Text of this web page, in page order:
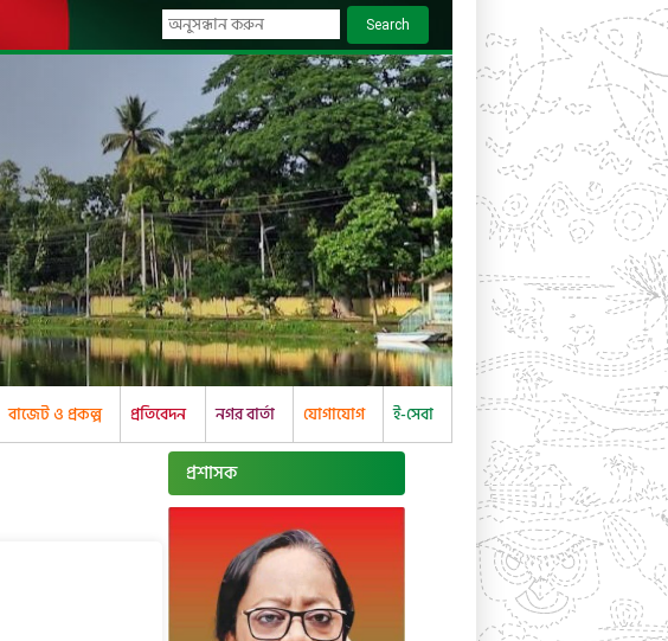
Search
বাজেট ও প্রকল্প প্রতিবেদন নগর বার্তা যোগাযোগ ই-সেবা
প্রশাসক